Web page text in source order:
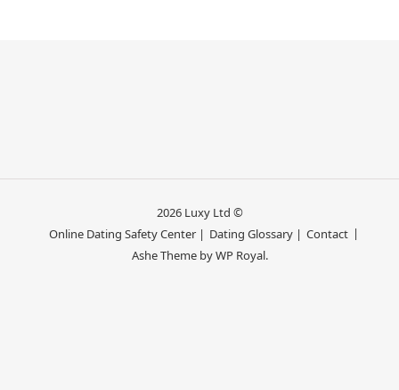
2026 Luxy Ltd ©
Online Dating Safety Center | Dating Glossary | Contact
Ashe Theme byWP Royal.